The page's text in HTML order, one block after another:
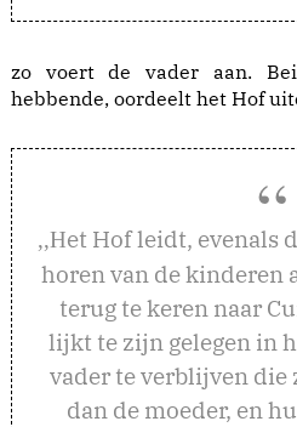
zo voert de vader aan.
hebbende, oordeelt het Hof
,,Het Hof leidt, evenals
horen van de kinderen
terug te keren naar
lijkt te zijn gelegen in
vader te verblijven
dan de moeder, en